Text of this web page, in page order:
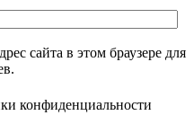
сайта в этом браузере для
конфиденциальности